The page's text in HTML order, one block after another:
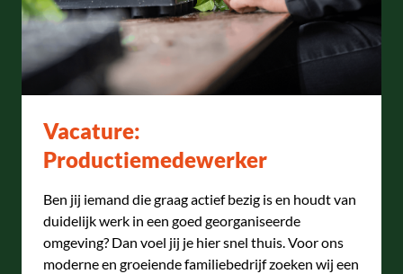
Vacature:
Productiemedewerker
Ben jij iemand die graag actief bezig is en houdt van
duidelijk werk in een goed georganiseerde
omgeving? Dan voel jij je hier snel thuis. Voor ons
moderne en groeiende familiebedrijf zoeken wij een